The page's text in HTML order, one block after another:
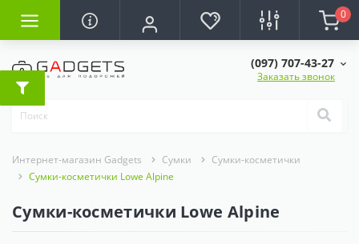
0
(097) 707-43-27
Заказать звонок
Интернет-магазин Gadgets Сумки
Сумки-косметички
Сумки-косметички Lowe Alpine
Сумки-косметички Lowe Alpine